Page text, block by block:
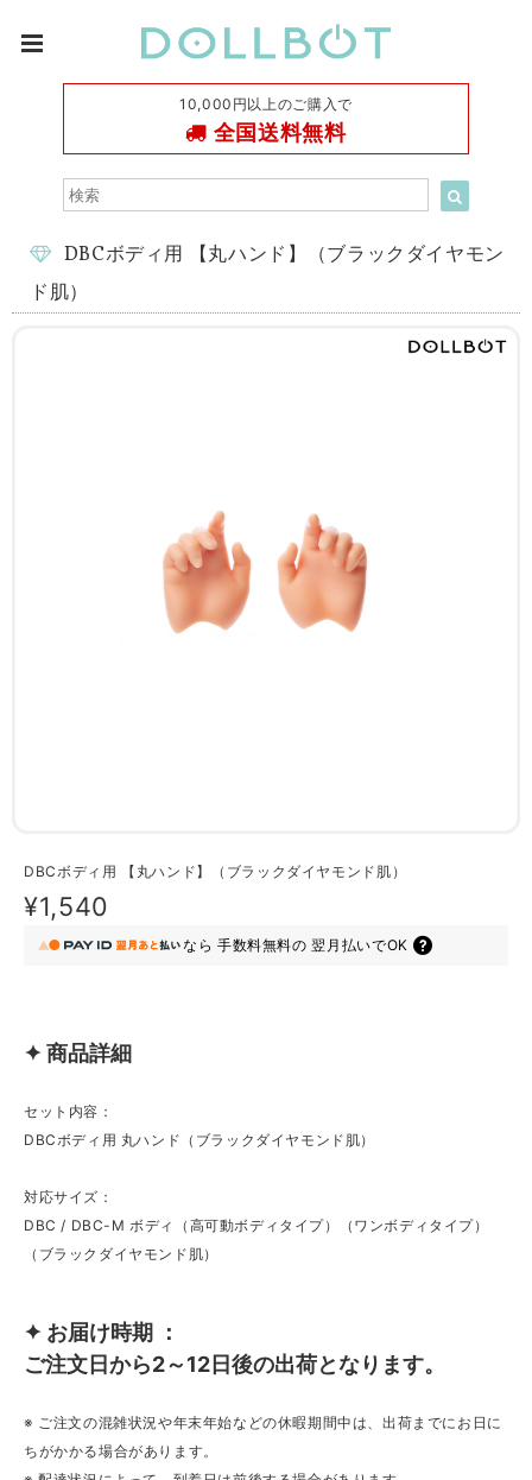
10,000円以上のご購入で
全国送料無料
DBCボディ用 【丸ハンド】（ブラックダイヤモン
ド肌）
DBCボディ用 【丸ハンド】（ブラックダイヤモンド肌）
¥1,540
なら 手数料無料の 翌月払いでOK
✦ 商品詳細
セット内容：
DBCボディ用 丸ハンド（ブラックダイヤモンド肌）
対応サイズ：
DBC / DBC-M ボディ（高可動ボディタイプ）（ワンボディタイプ）
（ブラックダイヤモンド肌）
✦ お届け時期 ：
ご注文日から2～12日後の出荷となります。
※ ご注文の混雑状況や年末年始などの休暇期間中は、出荷までにお日に
ちがかかる場合があります。